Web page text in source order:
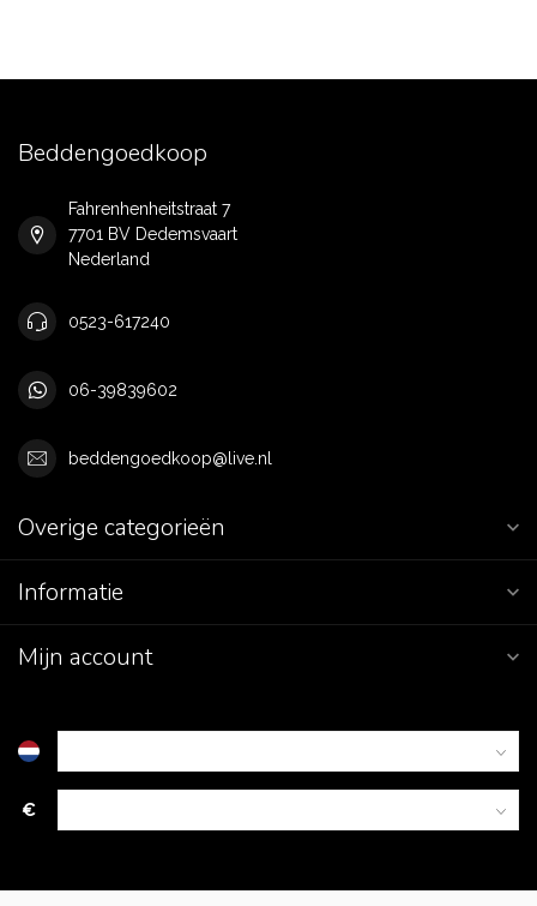
Beddengoedkoop
Fahrenhenheitstraat 7
7701 BV Dedemsvaart
Nederland
0523-617240
06-39839602
beddengoedkoop@live.nl
Overige categorieën
Informatie
Mijn account
€